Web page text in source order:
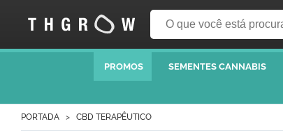
PROMOS SEMENTES CANNABIS
PORTADA CBD TERAPÊUTICO